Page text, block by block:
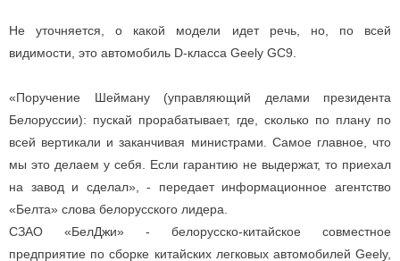
Не уточняется, о какой модели идет речь, но, по всей
видимости, это автомобиль D-класса Geely GC9.
«Поручение Шейману (управляющий делами президента
Белоруссии): пускай прорабатывает, где, сколько по плану по
всей вертикали и заканчивая министрами. Самое главное, что
мы это делаем у себя. Если гарантию не выдержат, то приехал
на завод и сделал», - передает информационное агентство
«Белта» слова белорусского лидера.
СЗАО «БелДжи» - белорусско-китайское совместное
предприятие по сборке китайских легковых автомобилей Geely,